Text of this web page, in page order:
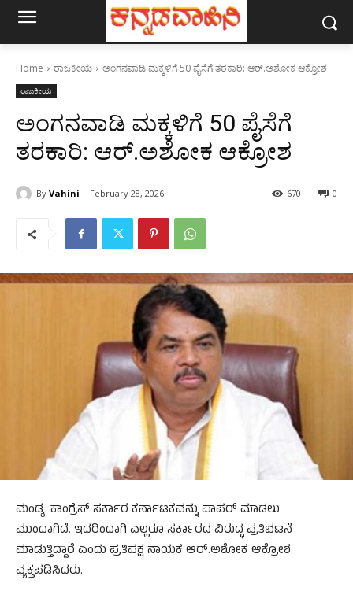
Home ರಾಜಕೀಯ ಅಂಗನವಾಡಿ ಮಕ್ಕಳಿಗೆ 50 ಪೈಸೆಗೆ ತರಕಾರಿ: ಆರ್‌.ಅಶೋಕ ಆಕ್ರೋಶ
ರಾಜಕೀಯ
ಅಂಗನವಾಡಿ ಮಕ್ಕಳಿಗೆ 50 ಪೈಸೆಗೆ
ತರಕಾರಿ: ಆರ್‌.ಅಶೋಕ ಆಕ್ರೋಶ
By Vahini February 28, 2026 0
670
ಮಂಡ್ಯ: ಕಾಂಗ್ರೆಸ್‌ ಸರ್ಕಾರ ಕರ್ನಾಟಕವನ್ನು ಪಾಪರ್‌ ಮಾಡಲು
ಮುಂದಾಗಿದೆ. ಇದರಿಂದಾಗಿ ಎಲ್ಲರೂ ಸರ್ಕಾರದ ವಿರುದ್ಧ ಪ್ರತಿಭಟನೆ
ಮಾಡುತ್ತಿದ್ದಾರೆ ಎಂದು ಪ್ರತಿಪಕ್ಷ ನಾಯಕ ಆರ್‌.ಅಶೋಕ ಆಕ್ರೋಶ
ವ್ಯಕ್ತಪಡಿಸಿದರು.